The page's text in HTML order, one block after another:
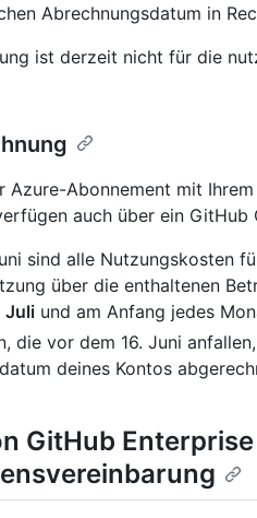
Abrechnungsdatum in
ist derzeit nicht für die
Azure-Abonnement mit
auch über ein GitHub
sind alle Nutzungskosten
über die enthaltenen
Juli und am Anfang jedes
die vor dem 16. Juni
deines Kontos
GitHub